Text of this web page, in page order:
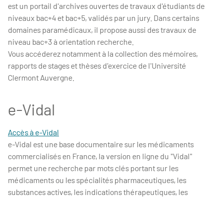
est un portail d'archives ouvertes de travaux d'étudiants de
niveaux bac+4 et bac+5, validés par un jury. Dans certains
domaines paramédicaux, il propose aussi des travaux de
niveau bac+3 à orientation recherche.
Vous accéderez notamment à la collection des mémoires,
rapports de stages et thèses d'exercice de l'Université
Clermont Auvergne.
e-Vidal
Accès à e-Vidal
e-Vidal est une base documentaire sur les médicaments
commercialisés en France, la version en ligne du "Vidal"
permet une recherche par mots clés portant sur les
médicaments ou les spécialités pharmaceutiques, les
substances actives, les indications thérapeutiques, les